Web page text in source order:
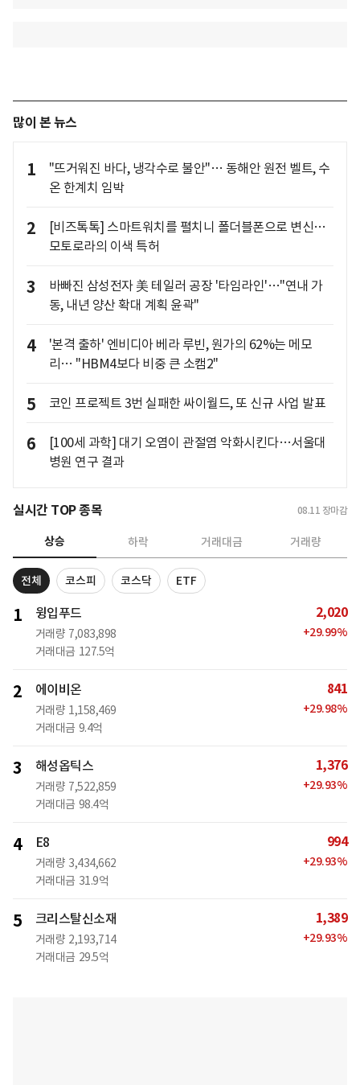
많이 본 뉴스
1
"뜨거워진 바다, 냉각수로 불안"… 동해안 원전 벨트, 수
온 한계치 임박
2
[비즈톡톡] 스마트워치를 펼치니 폴더블폰으로 변신…
모토로라의 이색 특허
3
바빠진 삼성전자 美 테일러 공장 '타임라인'…"연내 가
동, 내년 양산 확대 계획 윤곽"
4
'본격 출하' 엔비디아 베라 루빈, 원가의 62%는 메모
리… "HBM4보다 비중 큰 소캠2"
5 코인 프로젝트 3번 실패한 싸이월드, 또 신규 사업 발표
6
[100세 과학] 대기 오염이 관절염 악화시킨다…서울대
병원 연구 결과
실시간 TOP 종목 08.11 장마감
상승 하락 거래대금 거래량
전체 코스피 코스닥 ETF
1 윙입푸드
거래량 7,083,898
거래대금 127.5억
2,020
+29.99%
2 에이비온
거래량 1,158,469
거래대금 9.4억
841
+29.98%
3 해성옵틱스
거래량 7,522,859
거래대금 98.4억
1,376
+29.93%
4 E8
거래량 3,434,662
거래대금 31.9억
994
+29.93%
5 크리스탈신소재
거래량 2,193,714
거래대금 29.5억
1,389
+29.93%